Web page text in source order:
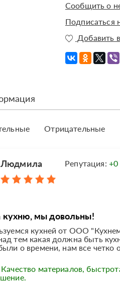
Сообщить о
Подписаться
Добавить
Отрицательные
Людмила Репутация: +0
кухню, мы довольны!
кухней от ООО
тем какая должна быть
о времени, нам все четко
Качество материалов,